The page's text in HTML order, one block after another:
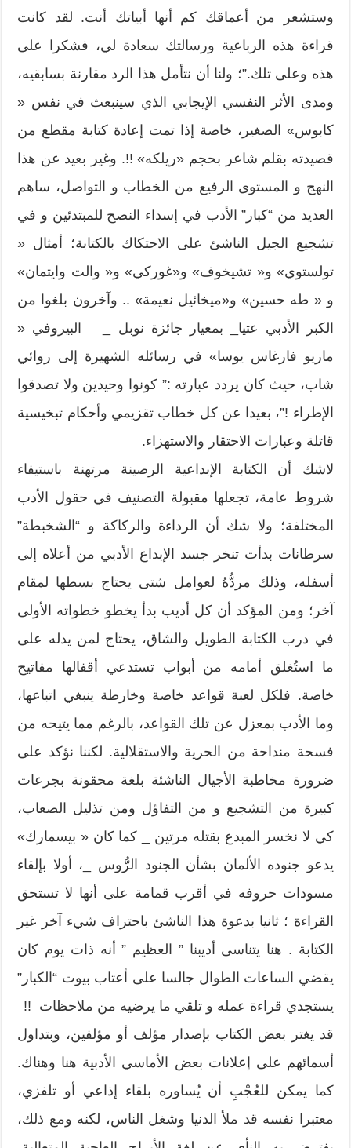
وستشعر من أعماقك كم أنها أبياتك أنت. لقد كانت
قراءة هذه الرباعية ورسالتك سعادة لي، فشكرا على
هذه وعلى تلك.”؛ ولنا أن نتأمل هذا الرد مقارنة بسابقيه،
ومدى الأثر النفسي الإيجابي الذي سينبعث في نفس «
كابوس» الصغير، خاصة إذا تمت إعادة كتابة مقطع من
قصيدته بقلم شاعر بحجم «ريلكه» !!. وغير بعيد عن هذا
النهج و المستوى الرفيع من الخطاب و التواصل، ساهم
العديد من “كبار” الأدب في إسداء النصح للمبتدئين و في
تشجيع الجيل الناشئ على الاحتكاك بالكتابة؛ أمثال «
تولستوي» و« تشيخوف» و«غوركي» و« والت وايتمان»
و « طه حسين» و«ميخائيل نعيمة» .. وآخرون بلغوا من
الكبر الأدبي عتيا_ بمعيار جائزة نوبل _ البيروفي «
ماريو فارغاس يوسا» في رسائله الشهيرة إلى روائي
شاب، حيث كان يردد عبارته :” كونوا وحيدين ولا تصدقوا
الإطراء !”، بعيدا عن كل خطاب تقزيمي وأحكام تبخيسية
قاتلة وعبارات الاحتقار والاستهزاء.
لاشك أن الكتابة الإبداعية الرصينة مرتهنة باستيفاء
شروط عامة، تجعلها مقبولة التصنيف في حقول الأدب
المختلفة؛ ولا شك أن الرداءة والركاكة و “الشخبطة”
سرطانات بدأت تنخر جسد الإبداع الأدبي من أعلاه إلى
أسفله، وذلك مردُّهُ لعوامل شتى يحتاج بسطها لمقام
آخر؛ ومن المؤكد أن كل أديب بدأ يخطو خطواته الأولى
في درب الكتابة الطويل والشاق، يحتاج لمن يدله على
ما استُغلق أمامه من أبواب تستدعي أقفالها مفاتيح
خاصة. فلكل لعبة قواعد خاصة وخارطة ينبغي اتباعها،
وما الأدب بمعزل عن تلك القواعد، بالرغم مما يتيحه من
فسحة منداحة من الحرية والاستقلالية. لكننا نؤكد على
ضرورة مخاطبة الأجيال الناشئة بلغة محقونة بجرعات
كبيرة من التشجيع و من التفاؤل ومن تذليل الصعاب،
كي لا نخسر المبدع بقتله مرتين _ كما كان « بيسمارك»
يدعو جنوده الألمان بشأن الجنود الرُّوس _، أولا بإلقاء
مسودات حروفه في أقرب قمامة على أنها لا تستحق
القراءة ؛ ثانيا بدعوة هذا الناشئ باحتراف شيء آخر غير
الكتابة . هنا يتناسى أديبنا ” العظيم ” أنه ذات يوم كان
يقضي الساعات الطوال جالسا على أعتاب بيوت “الكبار”
يستجدي قراءة عمله و تلقي ما يرضيه من ملاحظات !!
قد يغتر بعض الكتاب بإصدار مؤلف أو مؤلفين، وبتداول
أسمائهم على إعلانات بعض الأماسي الأدبية هنا وهناك.
كما يمكن للعُجْبِ أن يُساوره بلقاء إذاعي أو تلفزي،
معتبرا نفسه قد ملأ الدنيا وشغل الناس، لكنه ومع ذلك،